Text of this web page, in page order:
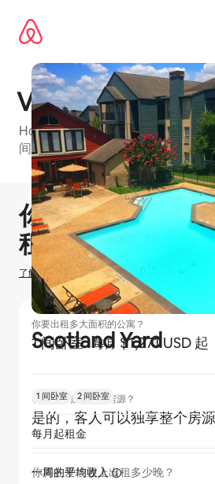
Vibe Med Center
Houston Metro的爱彼迎友好型公
间卧室和2 间卧室等可订单元
显示 0 项中的 0 项
你可以赚取$0
租房源
了解我们如何估算你的收入
你要出租多大面积的公寓？
1 间卧室· 每月 $1,271 USD 起
客人是否独享整个房源？
是的，客人可以独享整个房源
你将在爱彼迎上出租多少晚？
Scotland Yard
1 间卧室 2 间卧室
每月起租金
一周的平均收入